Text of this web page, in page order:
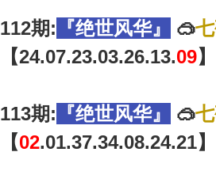
112期: 『绝世风华』 🥽
【24.07.23.03.26.13.09】
113期: 『绝世风华』 🥽
【02.01.37.34.08.24.21】